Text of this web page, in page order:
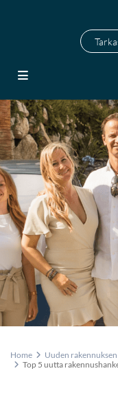
Home
Uuden
Top 5 uutta